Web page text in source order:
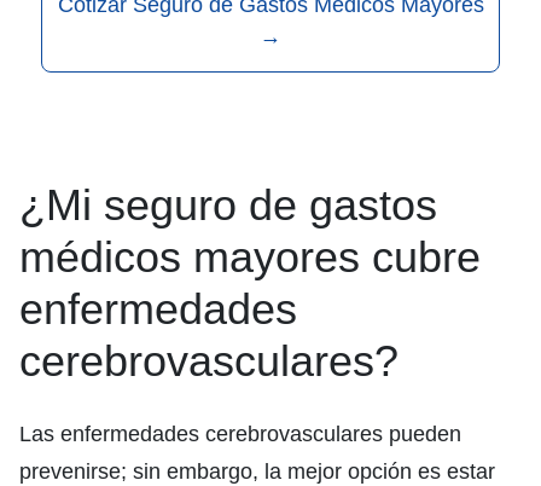
Cotizar Seguro de Gastos Médicos Mayores
→
¿Mi seguro de gastos
médicos mayores cubre
enfermedades
cerebrovasculares?
Las enfermedades cerebrovasculares pueden
prevenirse; sin embargo, la mejor opción es estar